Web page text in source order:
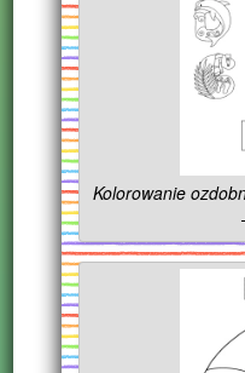
Kolorowanie